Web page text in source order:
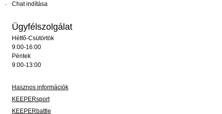
Chat indítása
Ügyfélszolgálat
Hétfő-Csütörtök
9:00-16:00
Péntek
9:00-13:00
Hasznos információk
KEEPERsport
KEEPERbattle